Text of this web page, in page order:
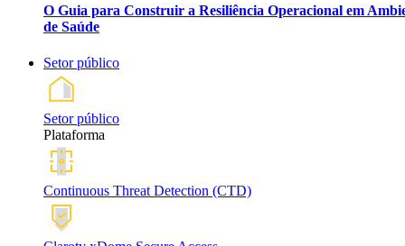
O Guia para Construir a Resiliência Operacional em
de Saúde
Setor público
Setor público
Plataforma
Continuous Threat Detection (CTD)